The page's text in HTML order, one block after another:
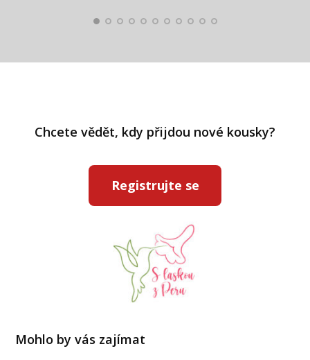
Chcete vědět, kdy přijdou nové kousky?
Registrujte se
Mohlo by vás zajímat